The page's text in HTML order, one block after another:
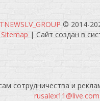
© 2014-
Sitemap | Сайт создан в
сотрудничества и
rusalex11@live.com